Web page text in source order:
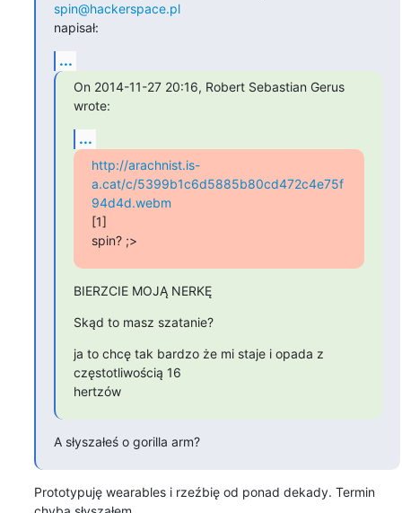
spin@hackerspace.pl
napisał:
...
On 2014-11-27 20:16, Robert Sebastian Gerus
wrote:
...
http://arachnist.is-
a.cat/c/5399b1c6d5885b80cd472c4e75f
94d4d.webm
[1]
spin? ;>
BIERZCIE MOJĄ NERKĘ
Skąd to masz szatanie?
ja to chcę tak bardzo że mi staje i opada z
częstotliwością 16
hertzów
A słyszałeś o gorilla arm?
Prototypuję wearables i rzeźbię od ponad dekady. Termin